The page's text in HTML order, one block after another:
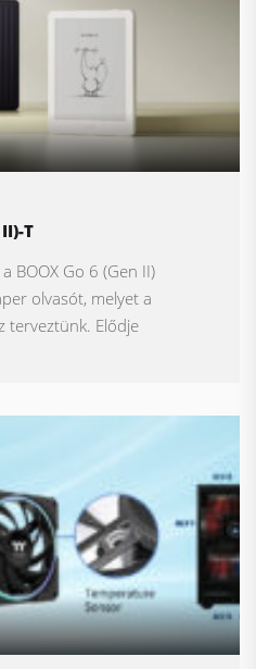
II)-T
BOOX Go 6 (Gen II)
olvasót, melyet a
terveztünk. Elődje